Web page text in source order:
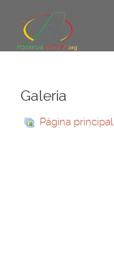
Galeria
Página principal